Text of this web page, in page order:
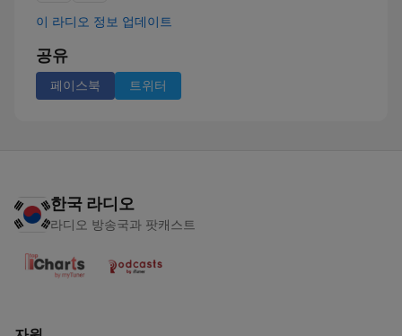
이 라디오 정보 업데이트
공유
페이스북 트위터
한국 라디오
라디오 방송국과 팟캐스트